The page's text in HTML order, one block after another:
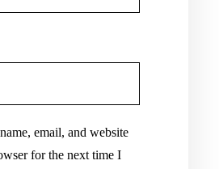
email, and website
for the next time I